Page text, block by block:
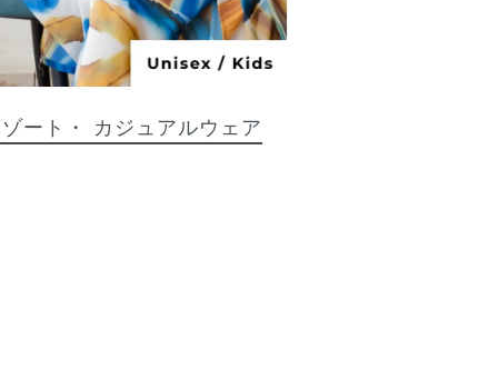
ート・ カジュアルウェア